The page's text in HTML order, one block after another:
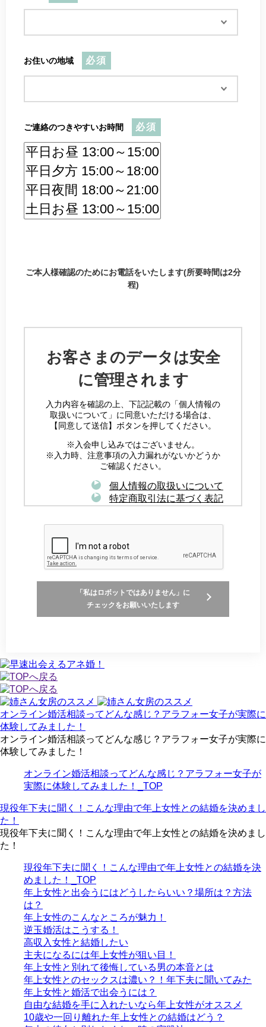
お住いの地域 必須
ご連絡のつきやすいお時間 必須
ご本人様確認のためにお電話をいたします(所要時間は2分
程)
お客さまのデータは安全
に管理されます
入力内容を確認の上、下記記載の「個人情報の
取扱いについて」に同意いただける場合は、
【同意して送信】ボタンを押してください。
※入会申し込みではございません。
※入力時、注意事項の入力漏れがないかどうか
ご確認ください。
個人情報の取扱いについて
特定商取引法に基づく表記
「私はロボットではありません」に
チェックをお願いいたします
オンライン婚活相談ってどんな感じ？アラフォー女子が実際に
体験してみました！
オンライン婚活相談ってどんな感じ？アラフォー女子が実際に
体験してみました！
オンライン婚活相談ってどんな感じ？アラフォー女子が
実際に体験してみました！_TOP
現役年下夫に聞く！こんな理由で年上女性との結婚を決めまし
た！
現役年下夫に聞く！こんな理由で年上女性との結婚を決めまし
た！
現役年下夫に聞く！こんな理由で年上女性との結婚を決
めました！_TOP
年上女性と出会うにはどうしたらいい？場所は？方法
は？
年上女性のこんなところが魅力！
逆玉婚活はこうする！
高収入女性と結婚したい
主夫になるには年上女性が狙い目！
年上女性と別れて後悔している男の本音とは
年上女性とのセックスは濃い？！年下夫に聞いてみた
年上女性と婚活で出会うには？
自由な結婚を手に入れたいなら年上女性がオススメ
10歳や一回り離れた年上女性との結婚はどう？